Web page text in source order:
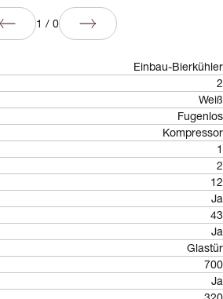
1 / 0
Einbau-Bierkühler
2
Weiß
Fugenlos
Kompressor
1
2
12
Ja
43
Ja
Glastür
700
Ja